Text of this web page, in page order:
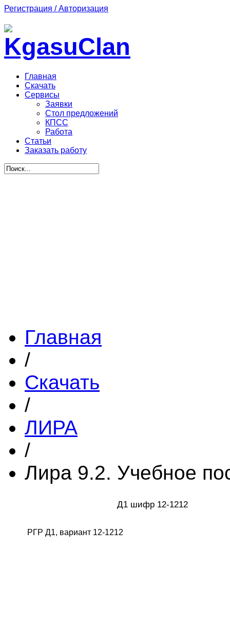
Регистрация / Авторизация
Главная
Скачать
Сервисы
Заявки
Стол предложений
КПСС
Работа
Статьи
Заказать работу
Главная
/
Скачать
/
ЛИРА
/
Лира 9.2. Учебное
Д1 шифр 12-1212
РГР Д1, вариант 12-1212